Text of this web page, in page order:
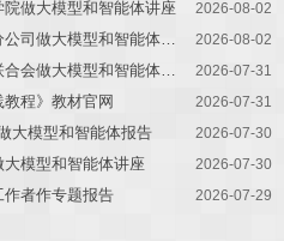
做大模型和智能体讲座 2026-08-02
林子雨老师应邀为人保财险厦门分公司做大模型和智能体讲座 2026-08-02
林子雨老师应邀为厦门市残疾人联合会做大模型和智能体讲座 2026-07-31
程》教材官网 2026-07-31
大模型和智能体报告 2026-07-30
模型和智能体讲座 2026-07-30
作者作专题报告 2026-07-29